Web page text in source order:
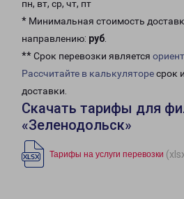
пн, вт, ср, чт, пт
* Минимальная стоимость
направлению: руб.
** Срок перевозки является
Рассчитайте в калькуляторесрок
доставки.
Скачать тарифы для
«Зеленодольск»
Тарифы на услуги перевозки